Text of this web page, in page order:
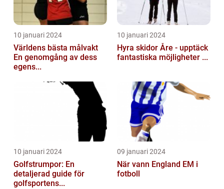
10 januari 2024
Världens bästa målvakt
En genomgång av dess
egens...
10 januari 2024
Hyra skidor Åre - upptäck
fantastiska möjligheter ...
10 januari 2024
Golfstrumpor: En
detaljerad guide för
golfsportens...
09 januari 2024
När vann England EM i
fotboll